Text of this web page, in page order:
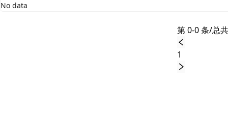
No data
第 0-0 条/总
1